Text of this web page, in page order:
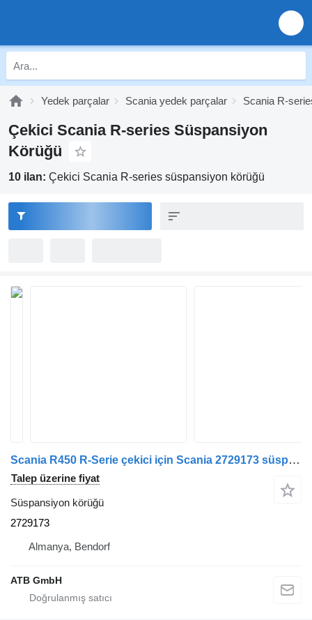
Yedek parçalar Scania yedek parçalar Scania R-
Çekici Scania R-series Süspansiyon
Körüğü
10 ilan: Çekici Scania R-series süspansiyon körüğü
Scania R450 R-Serie çekici için Scania 2729173 süspansiyon körüğü
Talep üzerine fiyat
Süspansiyon körüğü
2729173
Almanya, Bendorf
ATB GmbH